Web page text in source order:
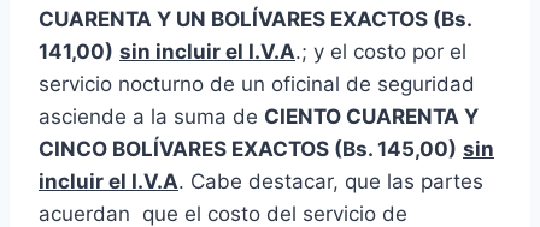
CUARENTA Y UN BOLÍVARES EXACTOS (Bs.
141,00) sin incluir el I.V.A.; y el costo por el
servicio nocturno de un oficinal de seguridad
asciende a la suma de CIENTO CUARENTA Y
CINCO BOLÍVARES EXACTOS (Bs. 145,00) sin
incluir el I.V.A. Cabe destacar, que las partes
acuerdan que el costo del servicio de